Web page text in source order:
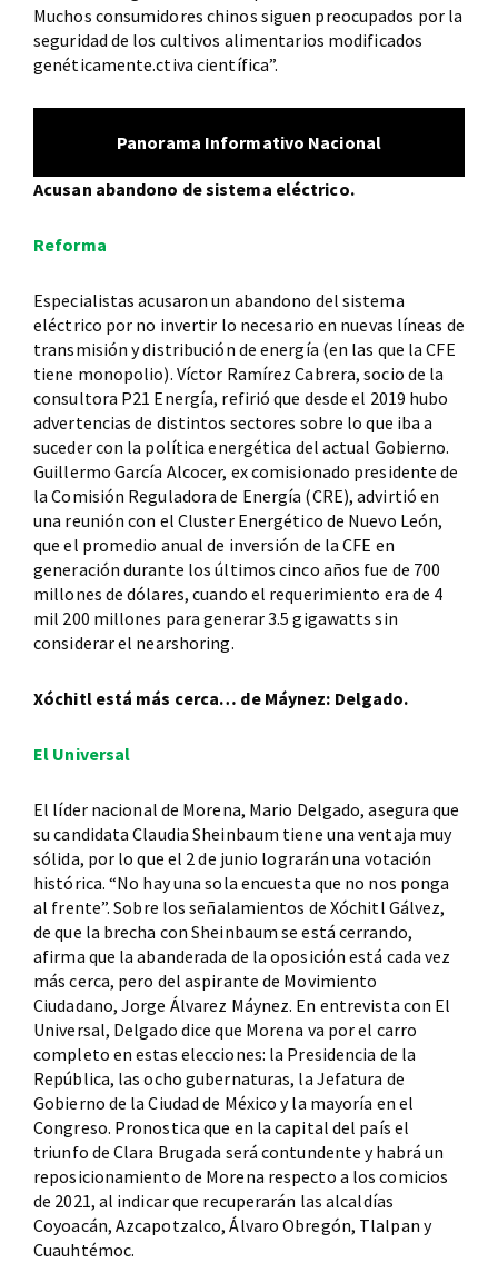
Muchos consumidores chinos siguen preocupados por la
seguridad de los cultivos alimentarios modificados
genéticamente.ctiva científica”.
Panorama Informativo Nacional
Acusan abandono de sistema eléctrico.
Reforma
Especialistas acusaron un abandono del sistema
eléctrico por no invertir lo necesario en nuevas líneas de
transmisión y distribución de energía (en las que la CFE
tiene monopolio). Víctor Ramírez Cabrera, socio de la
consultora P21 Energía, refirió que desde el 2019 hubo
advertencias de distintos sectores sobre lo que iba a
suceder con la política energética del actual Gobierno.
Guillermo García Alcocer, ex comisionado presidente de
la Comisión Reguladora de Energía (CRE), advirtió en
una reunión con el Cluster Energético de Nuevo León,
que el promedio anual de inversión de la CFE en
generación durante los últimos cinco años fue de 700
millones de dólares, cuando el requerimiento era de 4
mil 200 millones para generar 3.5 gigawatts sin
considerar el nearshoring.
Xóchitl está más cerca… de Máynez: Delgado.
El Universal
El líder nacional de Morena, Mario Delgado, asegura que
su candidata Claudia Sheinbaum tiene una ventaja muy
sólida, por lo que el 2 de junio lograrán una votación
histórica. “No hay una sola encuesta que no nos ponga
al frente”. Sobre los señalamientos de Xóchitl Gálvez,
de que la brecha con Sheinbaum se está cerrando,
afirma que la abanderada de la oposición está cada vez
más cerca, pero del aspirante de Movimiento
Ciudadano, Jorge Álvarez Máynez. En entrevista con El
Universal, Delgado dice que Morena va por el carro
completo en estas elecciones: la Presidencia de la
República, las ocho gubernaturas, la Jefatura de
Gobierno de la Ciudad de México y la mayoría en el
Congreso. Pronostica que en la capital del país el
triunfo de Clara Brugada será contundente y habrá un
reposicionamiento de Morena respecto a los comicios
de 2021, al indicar que recuperarán las alcaldías
Coyoacán, Azcapotzalco, Álvaro Obregón, Tlalpan y
Cuauhtémoc.